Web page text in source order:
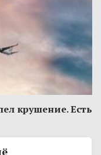
крушение. Есть